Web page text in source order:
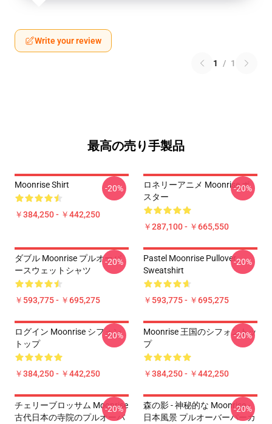
Write your review
1 / 1
最高の売り手製品
Moonrise Shirt
￥384,250 - ￥442,250
-20%
ロネリーアニメ Moonrise ポ
スター
￥287,100 - ￥665,550
-20%
ダブル Moonrise プルオーバ
ースウェットシャツ
￥593,775 - ￥695,275
-20%
Pastel Moonrise Pullover
Sweatshirt
￥593,775 - ￥695,275
-20%
ログイン Moonrise シフォン
トップ
￥384,250 - ￥442,250
-20%
Moonrise 王国のシフォントッ
プ
￥384,250 - ￥442,250
-20%
チェリーブロッサム Moonrise
古代日本の寺院のプルオーバ
-20%
森の影 - 神秘的な Moonrise -
日本風景 プルオーバーパーカ
-20%